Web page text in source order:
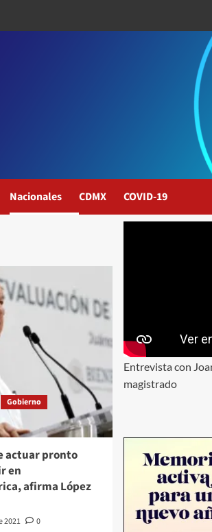
Nacionales CDMX COVID-19
Gobierno
actuar pronto
en
afirma López
2021
0
Entrevista con
magistrado